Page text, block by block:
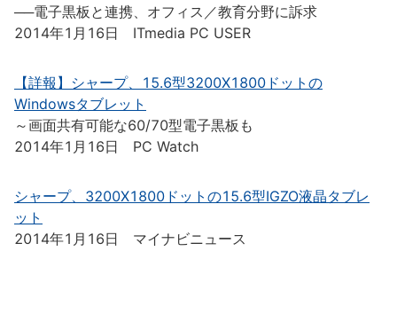
──電子黒板と連携、オフィス／教育分野に訴求
2014年1月16日 ITmedia PC USER
【詳報】シャープ、15.6型3200X1800ドットの
Windowsタブレット
～画面共有可能な60/70型電子黒板も
2014年1月16日 PC Watch
シャープ、3200X1800ドットの15.6型IGZO液晶タブレ
ット
2014年1月16日 マイナビニュース